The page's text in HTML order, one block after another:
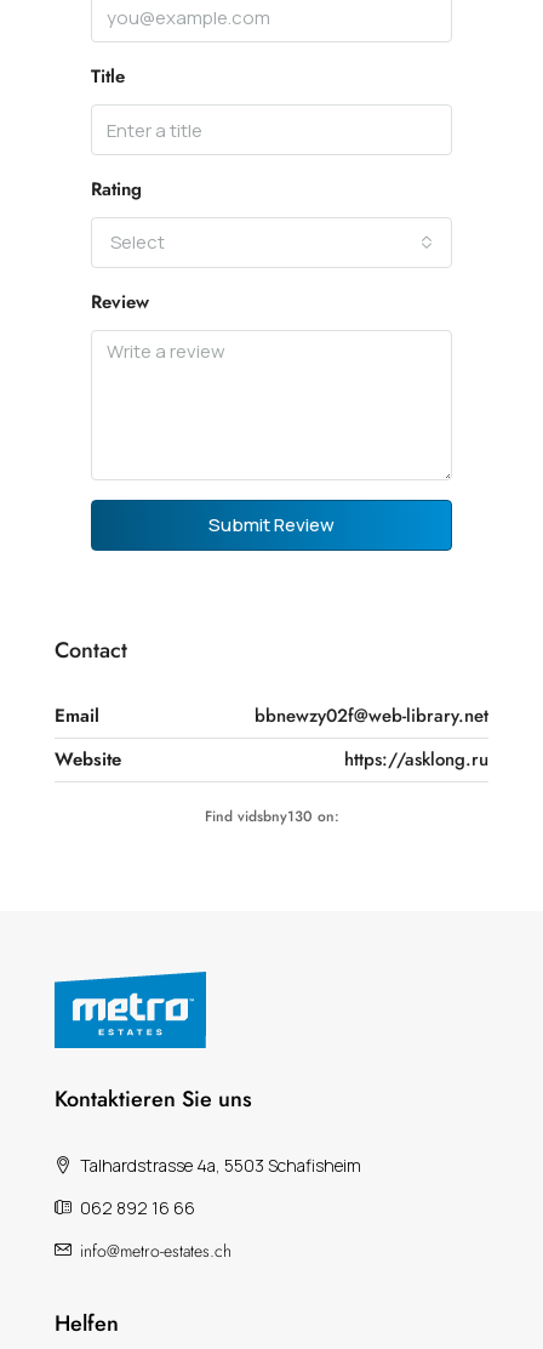
Title
Rating
Select
Review
Submit Review
Contact
Email
bbnewzy02f@web-library.net
Website
https://asklong.ru
Find vidsbny130 on:
Kontaktieren Sie uns
Talhardstrasse 4a, 5503 Schafisheim
062 892 16 66
info@metro-estates.ch
Helfen